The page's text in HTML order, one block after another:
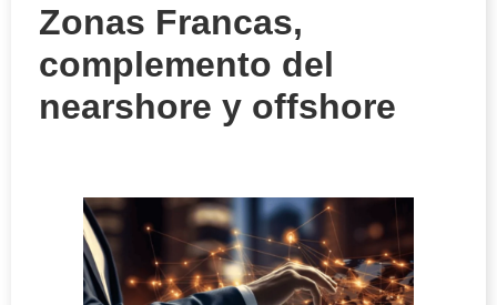
Zonas Francas,
complemento del
nearshore y offshore